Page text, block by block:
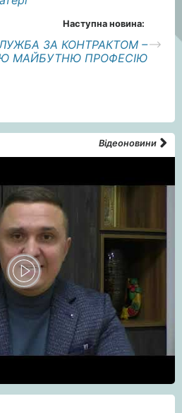
Наступна новина:
ЗА КОНТРАКТОМ –
МАЙБУТНЮ ПРОФЕСІЮ
Відеоновини